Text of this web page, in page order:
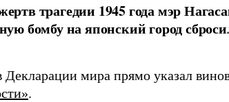
трагедии 1945 года мэр
бомбу на японский город
мира прямо указал
.